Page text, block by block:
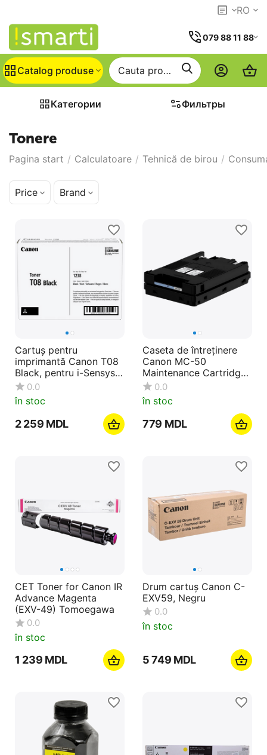
RO
079 88 11 88
Catalog produse
Категории Фильтры
Tonere
Pagina start / Calculatoare / Tehnică de birou /
Price Brand
Cartuș pentru
imprimantă Canon T08
Black, pentru i-Sensys X
1238i
0.0
în stoc
2 259 MDL
Caseta de întreținere
Canon MC-50
Maintenance Cartridge,
, Negru
0.0
în stoc
‍779‍ MDL
CET Toner for Canon IR
Advance Magenta
(EXV-49) Tomoegawa
0.0
în stoc
1 239 MDL
Drum cartuș Canon C-
EXV59, Negru
0.0
în stoc
5 749 MDL